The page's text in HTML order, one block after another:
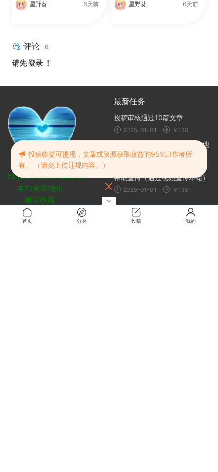
星野葵 5天前 星野葵 6天前
评论 0
请先登录 ！
https://web.rmbxz.cn
本站发布地址
建议收藏
最新任务
投稿审核通过10篇文章
2025-01-01 ￥100
帮助宣传（发布本站链接到其他
网站或群聊）
帮助宣传（通过视频宣传本站）
2025-01-01 ￥100
随机推荐
首页 分类 投稿 我的
投稿收益可提现，文章或资源获取收益的95%归作者所
有。 （请勿上传违规内容。）